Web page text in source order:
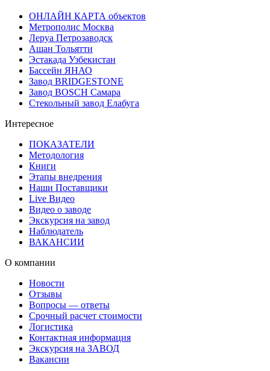
ОНЛАЙН КАРТА объектов
Метрополис Москва
Леруа Петрозаводск
Ашан Тольятти
Эстакада Узбекистан
Бассейн ЯНАО
Завод BRIDGESTONE
Завод BOSCH Самара
Стекольный завод Елабуга
Интересное
ПОКАЗАТЕЛИ
Методология
Книги
Этапы внедрения
Наши Поставщики
Live Видео
Видео о заводе
Экскурсия на завод
Наблюдатель
ВАКАНСИИ
О компании
Новости
Отзывы
Вопросы — ответы
Срочный расчет стоимости
Логистика
Контактная информация
Экскурсия на ЗАВОД
Вакансии